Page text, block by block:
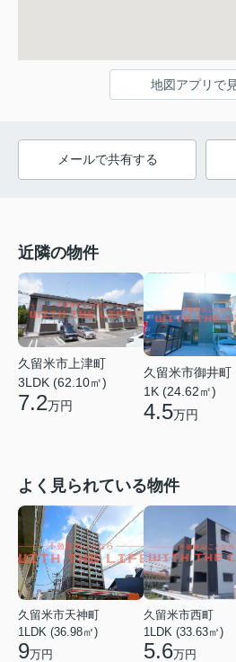
地図アプリで
メールで共有する
近隣の物件
久留米市上津町
3LDK (62.10㎡)
7.2万円
久留米市御井町
1K (24.62㎡)
4.5万円
よく見られている物件
久留米市天神町
1LDK (36.98㎡)
9万円
久留米市西町
1LDK (33.63㎡)
5.6万円